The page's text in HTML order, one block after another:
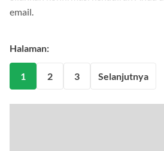
email.
Halaman:
1 2 3 Selanjutnya